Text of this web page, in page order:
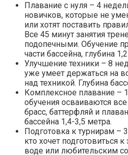
Плавание с нуля – 4
новичков, которые не
или хотят поставить
Все 45 минут занятия
подопечными. Обучение
части бассейна, глубина
Улучшение техники – 8
уже умеет держаться на
над техникой. Глубина
Комплексное плавание –
обучения осваиваются
брасс, баттерфляй и
бассейна 1,4-3,5 метра.
Подготовка к турнирам –
кто хочет подготовиться
воде или любительским